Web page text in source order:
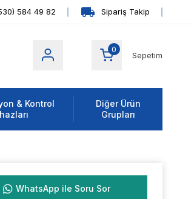
584 49 82 Sipariş Takip
Sepetim
0
& Kontrol
Diğer Ürün
Grupları
WhatsApp ile Soru Sor